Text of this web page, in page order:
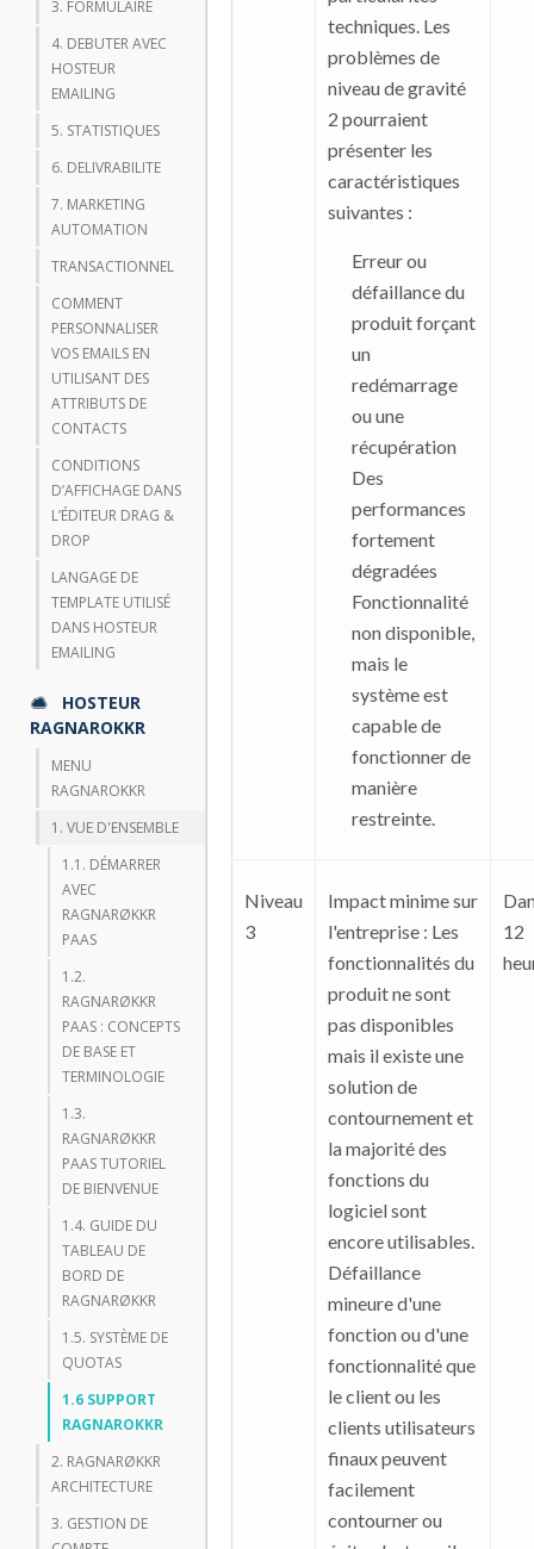
3. FORMULAIRE
4. DEBUTER AVEC
HOSTEUR
EMAILING
5. STATISTIQUES
6. DELIVRABILITE
7. MARKETING
AUTOMATION
TRANSACTIONNEL
COMMENT
PERSONNALISER
VOS EMAILS EN
UTILISANT DES
ATTRIBUTS DE
CONTACTS
CONDITIONS
D’AFFICHAGE DANS
L’ÉDITEUR DRAG &
DROP
LANGAGE DE
TEMPLATE UTILISÉ
DANS HOSTEUR
EMAILING
HOSTEUR
RAGNAROKKR
MENU
RAGNAROKKR
1. VUE D'ENSEMBLE
1.1. DÉMARRER
AVEC
RAGNARØKKR
PAAS
1.2.
RAGNARØKKR
PAAS : CONCEPTS
DE BASE ET
TERMINOLOGIE
1.3.
RAGNARØKKR
PAAS TUTORIEL
DE BIENVENUE
1.4. GUIDE DU
TABLEAU DE
BORD DE
RAGNARØKKR
1.5. SYSTÈME DE
QUOTAS
1.6 SUPPORT
RAGNAROKKR
2. RAGNARØKKR
ARCHITECTURE
3. GESTION DE
techniques. Les
problèmes de
niveau de gravité
2 pourraient
présenter les
caractéristiques
suivantes :
Erreur ou
défaillance du
produit forçant
un
redémarrage
ou une
récupération
Des
performances
fortement
dégradées
Fonctionnalité
non disponible,
mais le
système est
capable de
fonctionner de
manière
restreinte.
Niveau
3
Impact minime sur
l'entreprise : Les
fonctionnalités du
produit ne sont
pas disponibles
mais il existe une
solution de
contournement et
la majorité des
fonctions du
logiciel sont
encore utilisables.
Défaillance
mineure d'une
fonction ou d'une
fonctionnalité que
le client ou les
clients utilisateurs
finaux peuvent
facilement
contourner ou
12